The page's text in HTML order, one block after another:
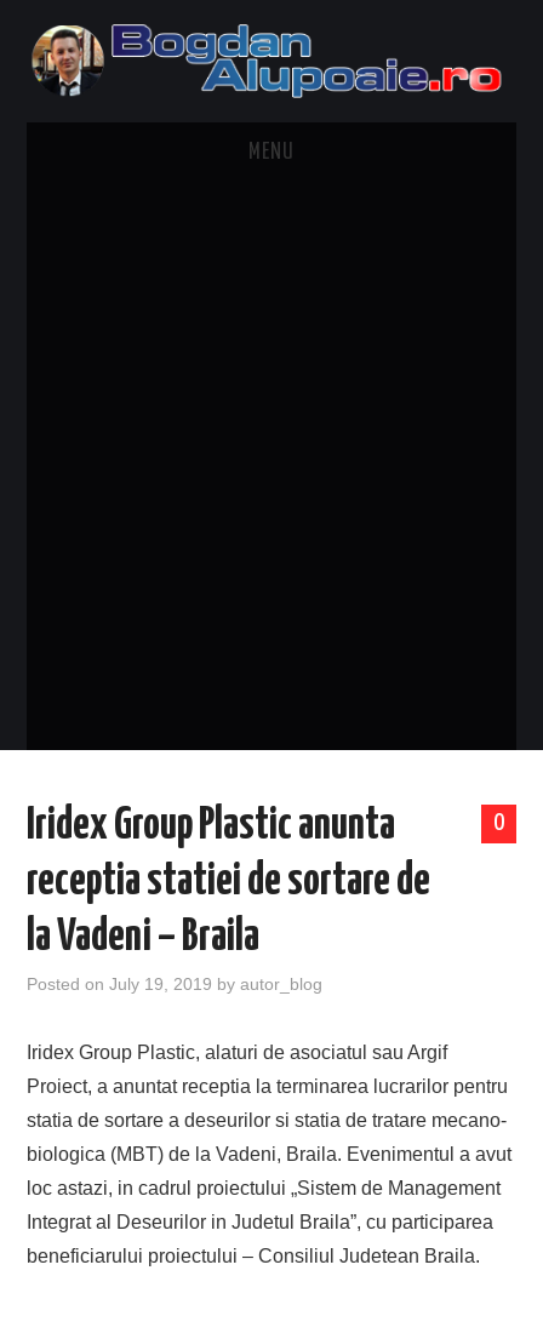
MENU
0
Iridex Group Plastic anunta
receptia statiei de sortare de
la Vadeni – Braila
Posted onJuly 19, 2019 byautor_blog
Iridex Group Plastic, alaturi de asociatul sau Argif
Proiect, a anuntat receptia la terminarea lucrarilor pentru
statia de sortare a deseurilor si statia de tratare mecano-
biologica (MBT) de la Vadeni, Braila. Evenimentul a avut
loc astazi, in cadrul proiectului „Sistem de Management
Integrat al Deseurilor in Judetul Braila”, cu participarea
beneficiarului proiectului – Consiliul Judetean Braila.